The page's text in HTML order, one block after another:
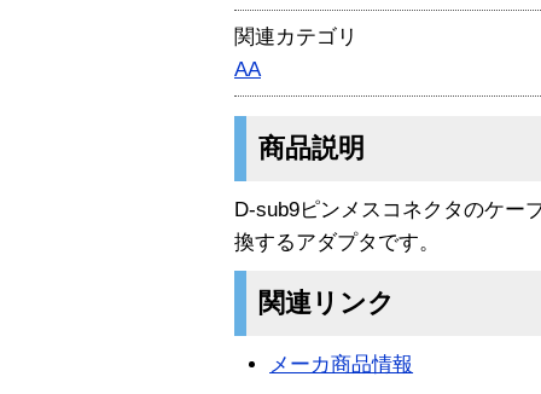
関連カテゴリ
AA
商品説明
D-sub9ピンメスコネクタのケー
換するアダプタです。
関連リンク
メーカ商品情報